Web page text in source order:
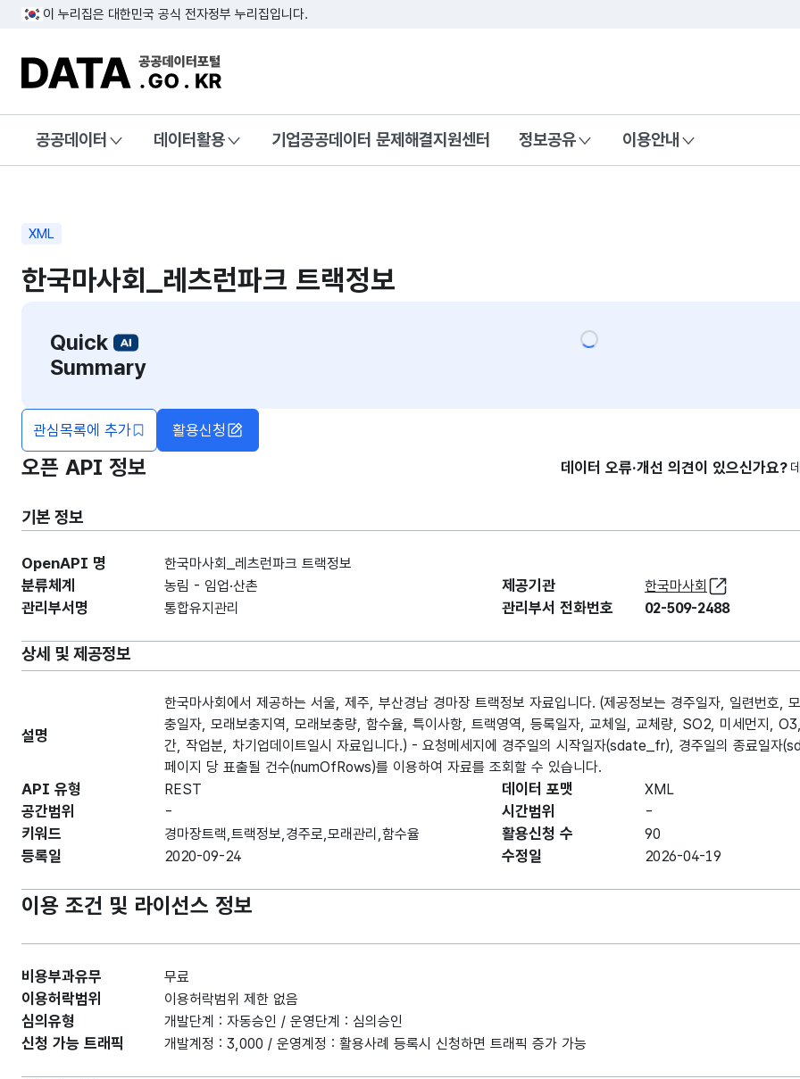
이 누리집은 대한민국 공식 전자정부 누리집입니다.
DATA.GO.KR 공공데이터포털
공공데이터 데이터활용 기업공공데이터 문제해결지원센터 정보공유 이용안내
XML
한국마사회_레츠런파크 트랙정보
Quick
Summary
관심목록에 추가 활용신청
오픈 API 정보 데이터 오류·개선 의견이 있으신가요?
기본 정보
OpenAPI 명 한국마사회_레츠런파크 트랙정보
분류체계 농림 - 임업·산촌 제공기관 한국마사회
관리부서명 통합유지관리 관리부서 전화번호 02-509-2488
상세 및 제공정보
설명
한국마사회에서 제공하는 서울, 제주, 부산경남 경마장 트랙정보 자료입니다. (제공정보는 경주일자, 일련번호,
충일자, 모래보충지역, 모래보충량, 함수율, 특이사항, 트랙영역, 등록일자, 교체일, 교체량, SO2, 미세먼지,
간, 작업분, 차기업데이트일시 자료입니다.) - 요청메세지에 경주일의 시작일자(sdate_fr), 경주일의 종료일자
페이지 당 표출될 건수(numOfRows)를 이용하여 자료를 조회할 수 있습니다.
API 유형 REST 데이터 포맷 XML
공간범위 - 시간범위 -
키워드 경마장트랙,트랙정보,경주로,모래관리,함수율 활용신청 수 90
등록일 2020-09-24 수정일 2026-04-19
이용 조건 및 라이선스 정보
비용부과유무 무료
이용허락범위 이용허락범위 제한 없음
심의유형 개발단계 : 자동승인 / 운영단계 : 심의승인
신청 가능 트래픽 개발계정 : 3,000 / 운영계정 : 활용사례 등록시 신청하면 트래픽 증가 가능